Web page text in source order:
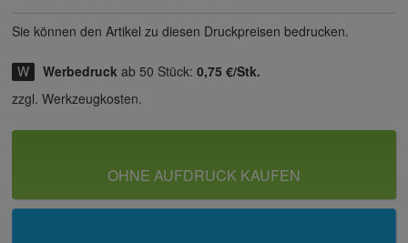
Sie können den Artikel zu diesen Druck­preisen bedrucken.
Werbedruck ab 50 Stück:0,75 €/Stk.
zzgl. Werkzeugkosten.
OHNE AUFDRUCK KAUFEN